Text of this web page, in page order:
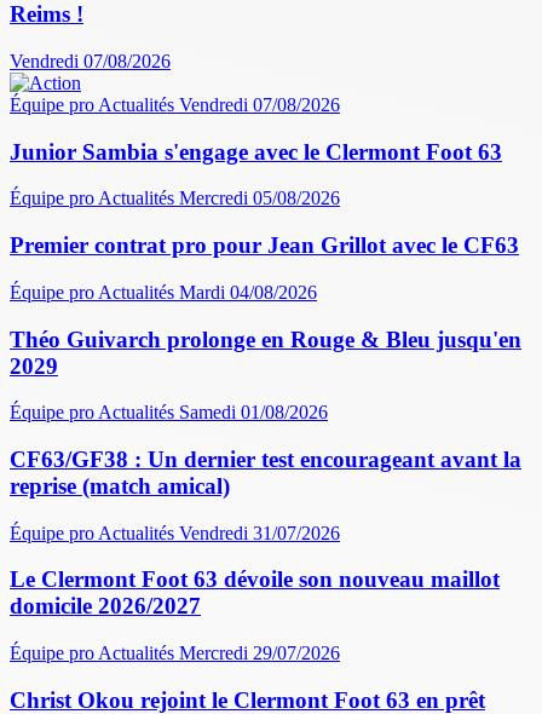
Reims !
Vendredi 07/08/2026
Équipe pro Actualités Vendredi 07/08/2026
Junior Sambia s'engage avec le Clermont Foot 63
Équipe pro Actualités Mercredi 05/08/2026
Premier contrat pro pour Jean Grillot avec le CF63
Équipe pro Actualités Mardi 04/08/2026
Théo Guivarch prolonge en Rouge & Bleu jusqu'en
2029
Équipe pro Actualités Samedi 01/08/2026
CF63/GF38 : Un dernier test encourageant avant la
reprise (match amical)
Équipe pro Actualités Vendredi 31/07/2026
Le Clermont Foot 63 dévoile son nouveau maillot
domicile 2026/2027
Équipe pro Actualités Mercredi 29/07/2026
Christ Okou rejoint le Clermont Foot 63 en prêt